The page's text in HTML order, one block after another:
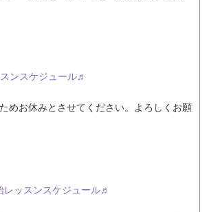
ンスケジュール♬
めお休みとさせてください。よろしくお願
レッスンスケジュール♬